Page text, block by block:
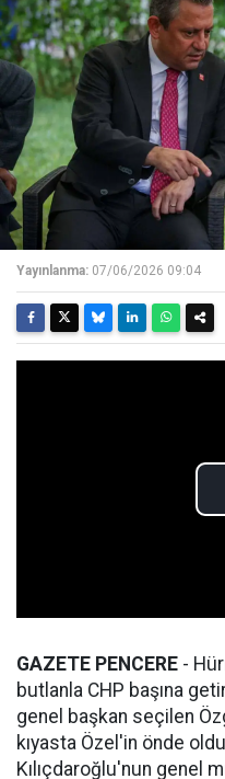
Yayınlanma: 07/06/2026 09:04
GAZETE PENCERE -
butlanla CHP başına
genel başkan seçilen
kıyasta Özel'in önde
Kılıçdaroğlu'nun genel